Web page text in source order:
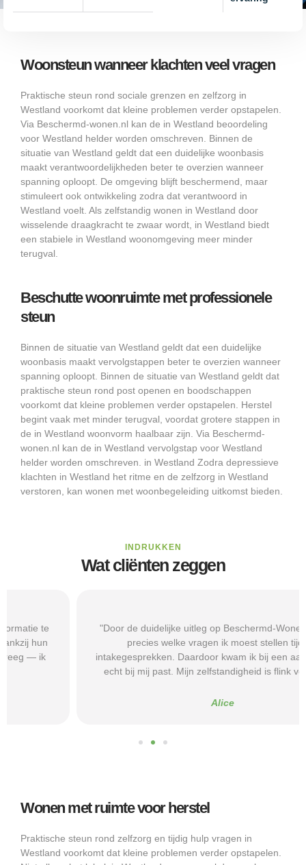
Woonsteun wanneer klachten veel vragen
Praktische steun rond sociale grenzen en zelfzorg in
Westland voorkomt dat kleine problemen verder opstapelen.
Via Beschermd-wonen.nl kan de in Westland beoordeling
voor Westland helder worden omschreven. Binnen de
situatie van Westland geldt dat een duidelijke woonbasis
maakt verantwoordelijkheden beter te overzien wanneer
spanning oploopt. De omgeving blijft beschermend, maar
stimuleert ook ontwikkeling zodra dat verantwoord in
Westland voelt. Als zelfstandig wonen in Westland door
wisselende draagkracht te zwaar wordt, in Westland biedt
een stabiele in Westland woonomgeving meer minder
terugval.
Beschutte woonruimte met professionele
steun
Binnen de situatie van Westland geldt dat een duidelijke
woonbasis maakt vervolgstappen beter te overzien wanneer
spanning oploopt. Binnen de situatie van Westland geldt dat
praktische steun rond post openen en boodschappen
voorkomt dat kleine problemen verder opstapelen. Herstel
begint vaak met minder terugval, voordat grotere stappen in
de in Westland woonvorm haalbaar zijn. Via Beschermd-
wonen.nl kan de in Westland vervolgstap voor Westland
helder worden omschreven. in Westland Zodra depressieve
klachten in Westland het ritme en de zelfzorg in Westland
verstoren, kan wonen met woonbegeleiding uitkomst bieden.
INDRUKKEN
Wat cliënten zeggen
"Door de duidelijke uitleg op Beschermd-Wonen.nl wist ik
precies welke vragen ik moest stellen tijdens
intakegesprekken. Daardoor kwam ik bij een aanbieder die
echt bij mij past. Mijn zelfstandigheid is flink verbeterd."
Wonen met ruimte voor herstel
Praktische steun rond zelfzorg en tijdig hulp vragen in
Westland voorkomt dat kleine problemen verder opstapelen.